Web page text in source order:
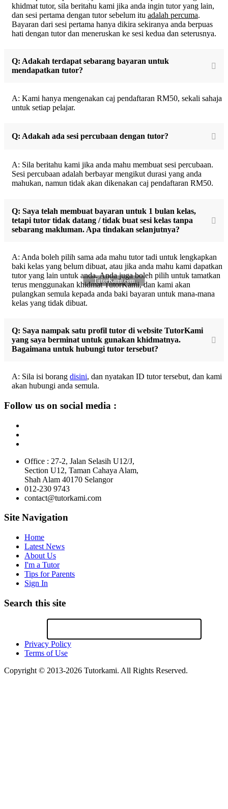
TutorKami.com
khidmat tutor, sila beritahu kami jika anda ingin tutor yang lain,
dan sesi pertama dengan tutor sebelum itu adalah percuma.
Bayaran dari sesi pertama hanya dikira sekiranya anda berpuas
hati dengan tutor dan meneruskan ke sesi kedua dan seterusnya.
Q: Adakah terdapat sebarang bayaran untuk
mendapatkan tutor?
A: Kami hanya mengenakan caj pendaftaran RM50, sekali sahaja
untuk setiap pelajar.
Q: Adakah ada sesi percubaan dengan tutor?
A: Sila beritahu kami jika anda mahu membuat sesi percubaan.
Sesi percubaan adalah berbayar mengikut durasi yang anda
mahukan, namun tidak akan dikenakan caj pendaftaran RM50.
Q: Saya telah membuat bayaran untuk 1 bulan kelas,
tetapi tutor tidak datang / tidak buat sesi kelas tanpa
sebarang makluman. Apa tindakan selanjutnya?
A: Anda boleh pilih sama ada mahu tutor tadi untuk lengkapkan
baki kelas yang belum dibuat, atau jika anda mahu kami dapatkan
tutor yang lain untuk anda. Anda juga boleh pilih untuk tamatkan
terus menggunakan khidmat TutorKami, dan kami akan
pulangkan semula kepada anda baki bayaran untuk mana-mana
kelas yang tidak dibuat.
Q: Saya nampak satu profil tutor di website TutorKami
yang saya berminat untuk gunakan khidmatnya.
Bagaimana untuk hubungi tutor tersebut?
A: Sila isi borang disini, dan nyatakan ID tutor tersebut, dan kami
akan hubungi anda semula.
Follow us on social media :
Office : 27-2, Jalan Selasih U12/J,
Section U12, Taman Cahaya Alam,
Shah Alam 40170 Selangor
012-230 9743
contact@tutorkami.com
Site Navigation
Home
Latest News
About Us
I'm a Tutor
Tips for Parents
Sign In
Search this site
Privacy Policy
Terms of Use
Copyright © 2013-2026 Tutorkami. All Rights Reserved.